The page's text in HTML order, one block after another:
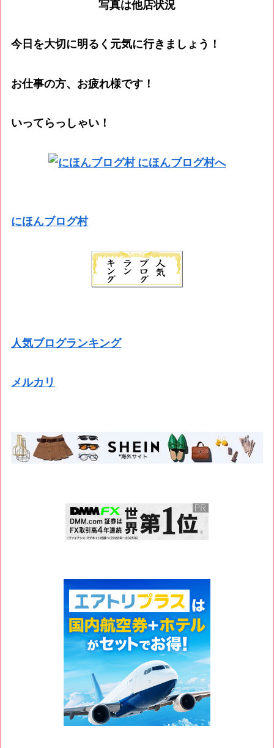
写真は他店状況
今日を大切に明るく元気に行きましょう！
お仕事の方、お疲れ様です！
いってらっしゃい！
にほんブログ村
人気ブログランキング
メルカリ